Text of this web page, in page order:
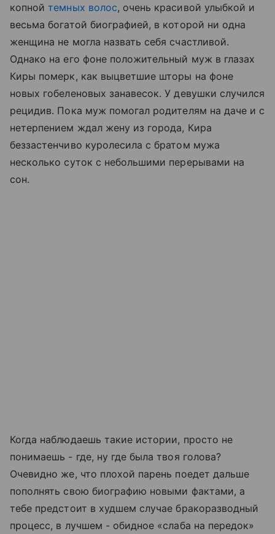
копнойтемных волос, очень красивой улыбкой и
весьма богатой биографией, в которой ни одна
женщина не могла назвать себя счастливой.
Однако на его фоне положительный муж в глазах
Киры померк, как выцветшие шторы на фоне
новых гобеленовых занавесок. У девушки случился
рецидив. Пока муж помогал родителям на даче и с
нетерпением ждал жену из города, Кира
беззастенчиво куролесила с братом мужа
несколько суток с небольшими перерывами на
сон.
Когда наблюдаешь такие истории, просто не
понимаешь - где, ну где была твоя голова?
Очевидно же, что плохой парень поедет дальше
пополнять свою биографию новыми фактами, а
тебе предстоит в худшем случае бракоразводный
процесс, в лучшем - обидное «слаба на передок»